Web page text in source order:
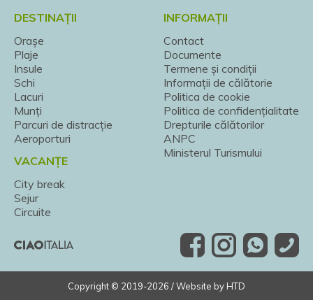
DESTINAȚII
Orașe
Plaje
Insule
Schi
Lacuri
Munți
Parcuri de distracție
Aeroporturi
VACANȚE
City break
Sejur
Circuite
INFORMAȚII
Contact
Documente
Termene și condiții
Informații de călătorie
Politica de cookie
Politica de confidențialitate
Drepturile călătorilor
ANPC
Ministerul Turismului
Copyright © 2019-2026 / Website by HTD